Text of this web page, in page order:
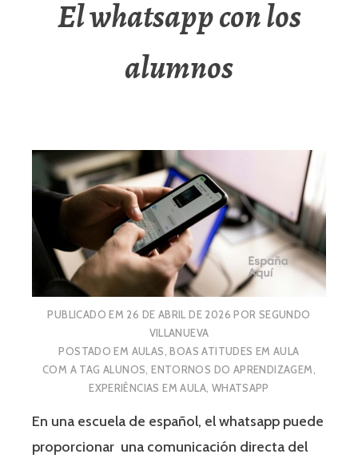
El whatsapp con los
alumnos
PUBLICADO EM 26 DE ABRIL DE 2026 POR SEGUNDO
VILLANUEVA
POSTADO EM AULAS,BOAS ATITUDES EM AULA
COM A TAG ALUNOS,ENTORNOS DO APRENDIZAGEM,
EXPERIÊNCIAS EM AULA, WHATSAPP
En una escuela de español, el whatsapp puede
proporcionar una comunicación directa del